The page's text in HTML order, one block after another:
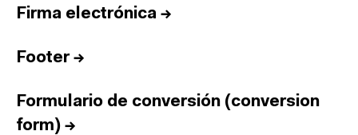
Firma electrónica →
Footer→
Formulario de conversión (conversion
form) →